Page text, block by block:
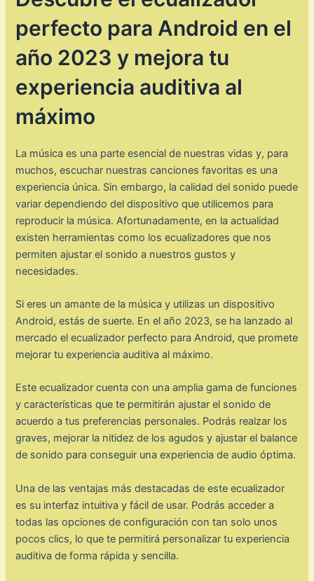
perfecto para Android en el
año 2023 y mejora tu
experiencia auditiva al
máximo
La música es una parte esencial de nuestras vidas y, para
muchos, escuchar nuestras canciones favoritas es una
experiencia única. Sin embargo, la calidad del sonido puede
variar dependiendo del dispositivo que utilicemos para
reproducir la música. Afortunadamente, en la actualidad
existen herramientas como los ecualizadores que nos
permiten ajustar el sonido a nuestros gustos y
necesidades.
Si eres un amante de la música y utilizas un dispositivo
Android, estás de suerte. En el año 2023, se ha lanzado al
mercado el ecualizador perfecto para Android, que promete
mejorar tu experiencia auditiva al máximo.
Este ecualizador cuenta con una amplia gama de funciones
y características que te permitirán ajustar el sonido de
acuerdo a tus preferencias personales. Podrás realzar los
graves, mejorar la nitidez de los agudos y ajustar el balance
de sonido para conseguir una experiencia de audio óptima.
Una de las ventajas más destacadas de este ecualizador
es su interfaz intuitiva y fácil de usar. Podrás acceder a
todas las opciones de configuración con tan solo unos
pocos clics, lo que te permitirá personalizar tu experiencia
auditiva de forma rápida y sencilla.